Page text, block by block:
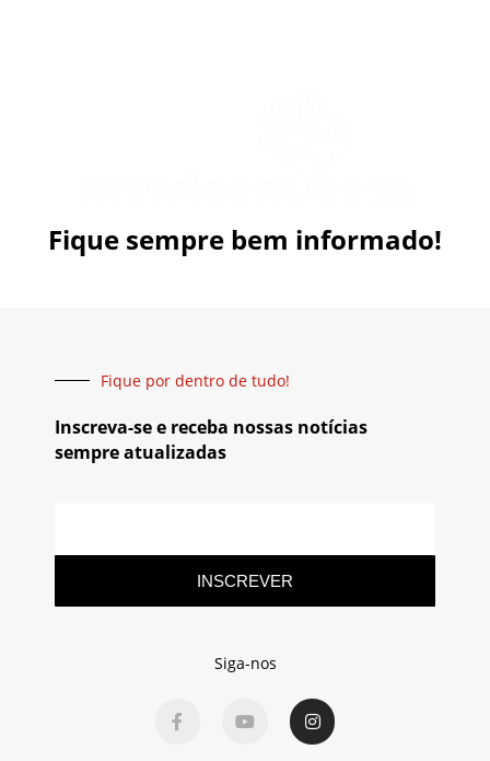
Fique sempre bem informado!
Fique por dentro de tudo!
Inscreva-se e receba nossas notícias
sempre atualizadas
INSCREVER
Siga-nos